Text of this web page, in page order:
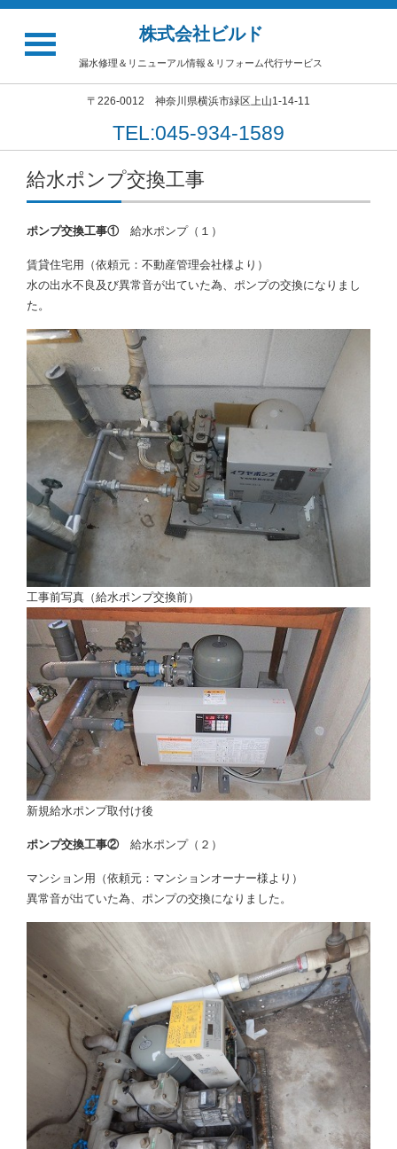
株式会社ビルド
漏水修理＆リニューアル情報＆リフォーム代行サービス
〒226-0012 神奈川県横浜市緑区上山1-14-11
TEL:045-934-1589
給水ポンプ交換工事
ポンプ交換工事① 給水ポンプ（１）
賃貸住宅用（依頼元：不動産管理会社様より）
水の出水不良及び異常音が出ていた為、ポンプの交換になりまし
た。
工事前写真（給水ポンプ交換前）
新規給水ポンプ取付け後
ポンプ交換工事② 給水ポンプ（２）
マンション用（依頼元：マンションオーナー様より）
異常音が出ていた為、ポンプの交換になりました。